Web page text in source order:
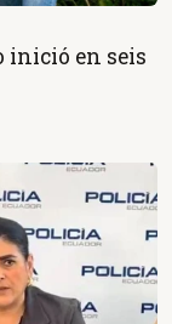
inició en seis